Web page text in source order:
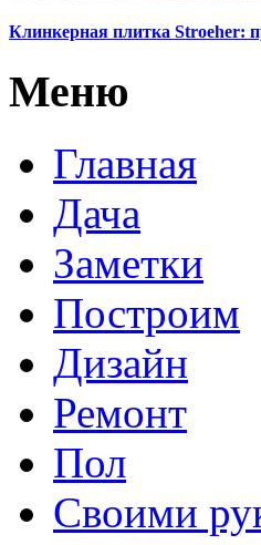
Клинкерная плитка Stroeher:
Меню
Главная
Дача
Заметки
Построим
Дизайн
Ремонт
Пол
Своими